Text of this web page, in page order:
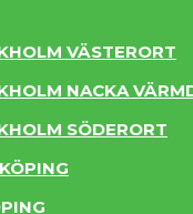
VÄSTERORT
NACKA
SÖDERORT